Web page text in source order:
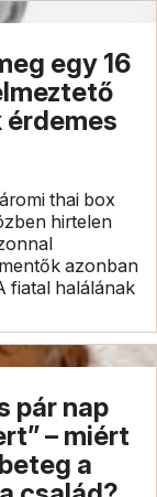
egy 16
érdemes
thai box
hirtelen
azonban
fiatal halálának
pár nap
– miért
a